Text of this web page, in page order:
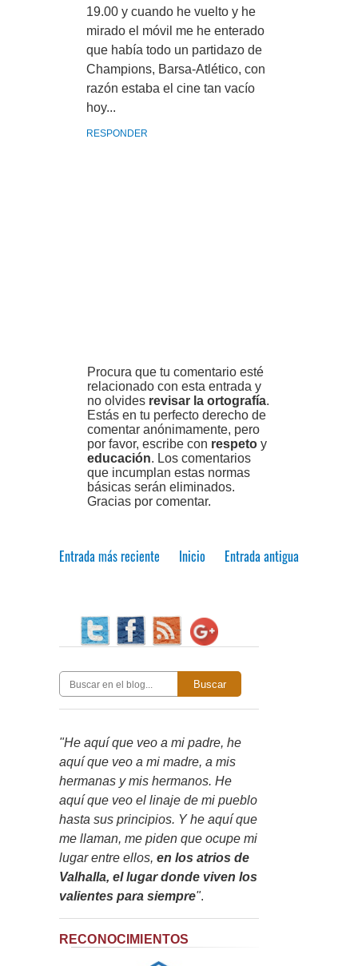
19.00 y cuando he vuelto y he
mirado el móvil me he enterado
que había todo un partidazo de
Champions, Barsa-Atlético, con
razón estaba el cine tan vacío
hoy...
RESPONDER
Procura que tu comentario esté
relacionado con esta entrada y
no olvides revisar la ortografía.
Estás en tu perfecto derecho de
comentar anónimamente, pero
por favor, escribe con respeto y
educación. Los comentarios
que incumplan estas normas
básicas serán eliminados.
Gracias por comentar.
Entrada más reciente Entrada antigua
Inicio
Buscar
"He aquí que veo a mi padre, he
aquí que veo a mi madre, a mis
hermanas y mis hermanos. He
aquí que veo el linaje de mi pueblo
hasta sus principios. Y he aquí que
me llaman, me piden que ocupe mi
lugar entre ellos, en los atrios de
Valhalla, el lugar donde viven los
valientes para siempre".
RECONOCIMIENTOS